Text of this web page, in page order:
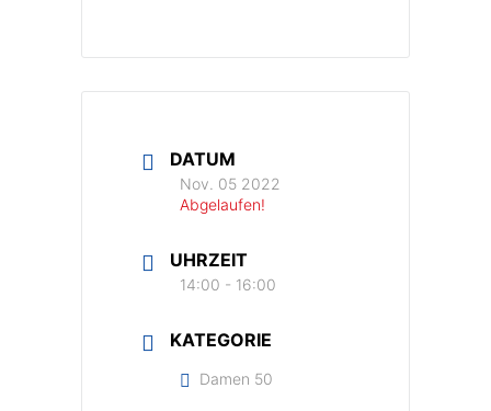
DATUM
Nov. 05 2022
Abgelaufen!
UHRZEIT
14:00 - 16:00
KATEGORIE
Damen 50